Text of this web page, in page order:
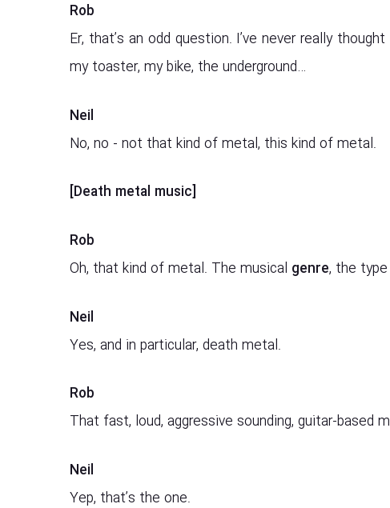
Rob
Er, that’s an odd question. I’ve never really
my toaster, my bike, the underground…
Neil
No, no - not that kind of metal, this kind of metal.
[Death metal music]
Rob
Oh, that kind of metal. The musical genre, the
Neil
Yes, and in particular, death metal.
Rob
That fast, loud, aggressive sounding, guitar-based
Neil
Yep, that’s the one.